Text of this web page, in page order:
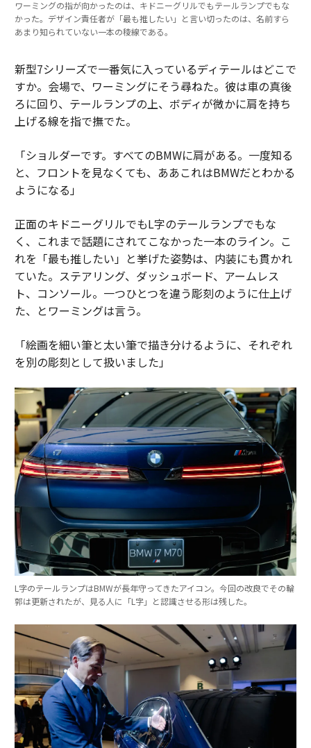
ワーミングの指が向かったのは、キドニーグリルでもテールランプでもな
かった。デザイン責任者が「最も推したい」と言い切ったのは、名前すら
あまり知られていない一本の稜線である。
新型7シリーズで一番気に入っているディテールはどこで
すか。会場で、ワーミングにそう尋ねた。彼は車の真後
ろに回り、テールランプの上、ボディが微かに肩を持ち
上げる線を指で撫でた。
「ショルダーです。すべてのBMWに肩がある。一度知る
と、フロントを見なくても、ああこれはBMWだとわかる
ようになる」
正面のキドニーグリルでもL字のテールランプでもな
く、これまで話題にされてこなかった一本のライン。こ
れを「最も推したい」と挙げた姿勢は、内装にも貫かれ
ていた。ステアリング、ダッシュボード、アームレス
ト、コンソール。一つひとつを違う彫刻のように仕上げ
た、とワーミングは言う。
「絵画を細い筆と太い筆で描き分けるように、それぞれ
を別の彫刻として扱いました」
L字のテールランプはBMWが長年守ってきたアイコン。今回の改良でその輪
郭は更新されたが、見る人に「L字」と認識させる形は残した。